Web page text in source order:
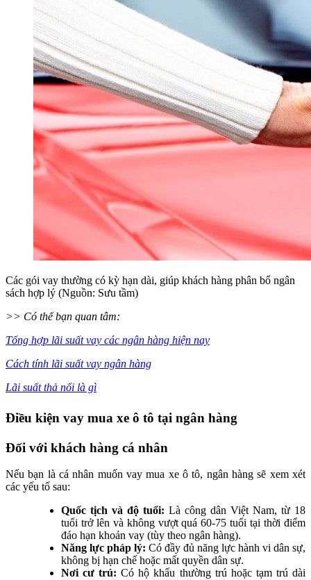
Các gói vay thường có kỳ hạn dài, giúp khách hàng phân bổ ngân
sách hợp lý (Nguồn: Sưu tầm)
>> Có thể bạn quan tâm:
Tổng hợp lãi suất vay các ngân hàng hiện nay
Cách tính lãi suất vay ngân hàng
Lãi suất thả nổi là gì
Điều kiện vay mua xe ô tô tại ngân hàng
Đối với khách hàng cá nhân
Nếu bạn là cá nhân muốn vay mua xe ô tô, ngân hàng sẽ xem xét
các yếu tố sau:
Quốc tịch và độ tuổi: Là công dân Việt Nam, từ 18
tuổi trở lên và không vượt quá 60-75 tuổi tại thời điểm
đáo hạn khoản vay (tùy theo ngân hàng).
Năng lực pháp lý: Có đầy đủ năng lực hành vi dân sự,
không bị hạn chế hoặc mất quyền dân sự.
Nơi cư trú:Có hộ khẩu thường trú hoặc tạm trú dài